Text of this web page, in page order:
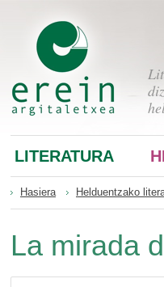
LITERATURA
Hasiera Helduentzako
La mirada